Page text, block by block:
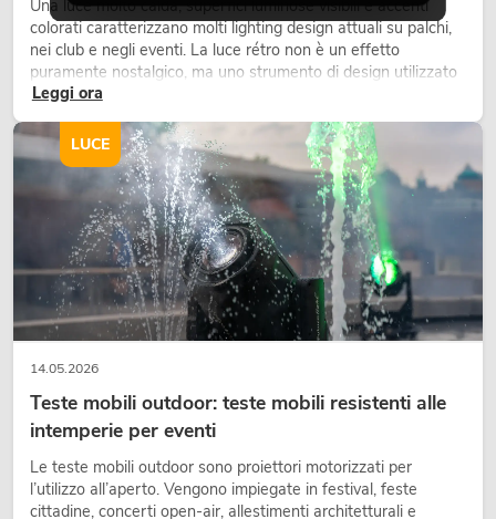
Una luce molto calda, superfici luminose visibili e accenti
colorati caratterizzano molti lighting design attuali su palchi,
nei club e negli eventi. La luce rétro non è un effetto
puramente nostalgico, ma uno strumento di design utilizzato
in modo consapevole: crea atmosfera, dona carattere alle
scene e può rendere più emozionali i setup LED tecnici.
Leggi ora
14.05.2026
Teste mobili outdoor: teste mobili resistenti alle
intemperie per eventi
Le teste mobili outdoor sono proiettori motorizzati per
l’utilizzo all’aperto. Vengono impiegate in festival, feste
cittadine, concerti open-air, allestimenti architetturali e
LUCE